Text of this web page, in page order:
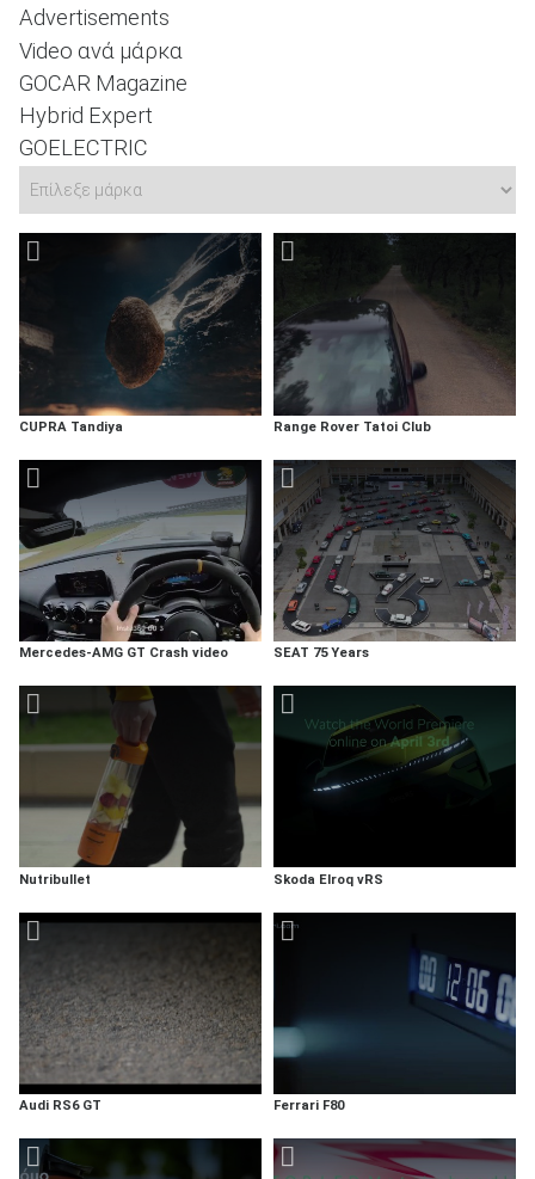
Advertisements
Video ανά μάρκα
GOCAR Magazine
Hybrid Expert
GOELECTRIC
CUPRA Tandiya Range Rover Tatoi Club
Mercedes-AMG GT Crash video SEAT 75 Years
Nutribullet Skoda Elroq vRS
Audi RS6 GT Ferrari F80